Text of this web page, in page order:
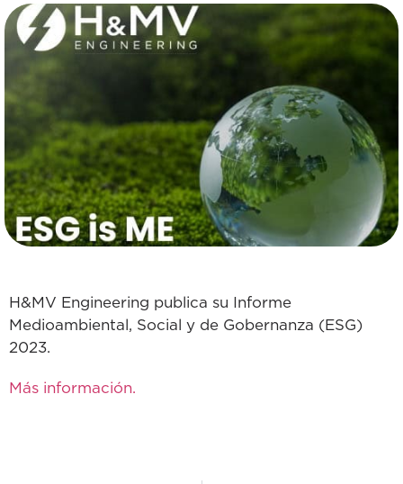
H&MV Engineering publica su Informe
Medioambiental, Social y de Gobernanza (ESG)
2023.
Más información.